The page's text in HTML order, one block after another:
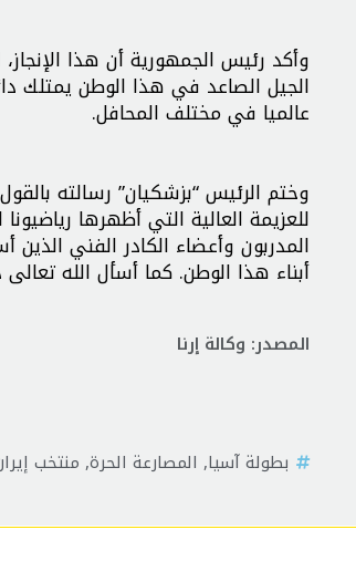
وأكد رئيس الجمهورية أن هذا
الجيل الصاعد في هذا الوطن يمتلك
عالميا في مختلف المحافل.
وختم الرئيس “بزشكيان” رسالته
للعزيمة العالية التي أظهرها
المدربون وأعضاء الكادر الفني
أبناء هذا الوطن. كما أسأل الله
المصدر: وكالة إرنا
بطولة آسيا, المصارعة الحرة, منتخب